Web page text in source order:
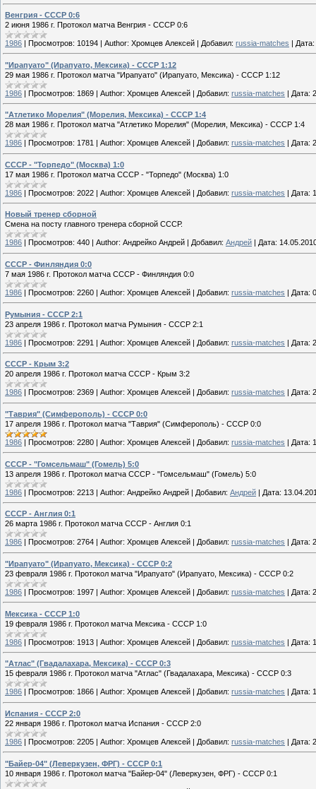
Венгрия - СССР 0:6
2 июня 1986 г. Протокол матча Венгрия - СССР 0:6
1986 | Просмотров: 10194 | Author: Хромцев Алексей | Добавил: russia-matches | Дата:
"Ирапуато" (Ирапуато, Мексика) - СССР 1:12
29 мая 1986 г. Протокол матча "Ирапуато" (Ирапуато, Мексика) - СССР 1:12
1986 | Просмотров: 1869 | Author: Хромцев Алексей | Добавил: russia-matches | Дата:
"Атлетико Морелия" (Морелия, Мексика) - СССР 1:4
28 мая 1986 г. Протокол матча "Атлетико Морелия" (Морелия, Мексика) - СССР 1:4
1986 | Просмотров: 1781 | Author: Хромцев Алексей | Добавил: russia-matches | Дата:
СССР - "Торпедо" (Москва) 1:0
17 мая 1986 г. Протокол матча СССР - "Торпедо" (Москва) 1:0
1986 | Просмотров: 2022 | Author: Хромцев Алексей | Добавил: russia-matches | Дата:
Новый тренер сборной
Смена на посту главного тренера сборной СССР.
1986 Просмотров: 440 Author: Андрейко Андрей Добавил: Андрей Дата:
СССР - Финляндия 0:0
7 мая 1986 г. Протокол матча СССР - Финляндия 0:0
1986 | Просмотров: 2260 | Author: Хромцев Алексей | Добавил: russia-matches | Дата:
Румыния - СССР 2:1
23 апреля 1986 г. Протокол матча Румыния - СССР 2:1
1986 | Просмотров: 2291 | Author: Хромцев Алексей | Добавил: russia-matches | Дата:
СССР - Крым 3:2
20 апреля 1986 г. Протокол матча СССР - Крым 3:2
1986 Просмотров: 2369 Author: Хромцев Алексей Добавил: russia-matches Дата:
"Таврия" (Симферополь) - СССР 0:0
17 апреля 1986 г. Протокол матча "Таврия" (Симферополь) - СССР 0:0
1986 | Просмотров: 2280 | Author: Хромцев Алексей | Добавил: russia-matches | Дата:
СССР - "Гомсельмаш" (Гомель) 5:0
13 апреля 1986 г. Протокол матча СССР - "Гомсельмаш" (Гомель) 5:0
1986 | Просмотров: 2213 | Author: Андрейко Андрей | Добавил: Андрей | Дата:
СССР - Англия 0:1
26 марта 1986 г. Протокол матча СССР - Англия 0:1
1986 Просмотров: 2764 Author: Хромцев Алексей Добавил: russia-matches Дата:
"Ирапуато" (Ирапуато, Мексика) - СССР 0:2
23 февраля 1986 г. Протокол матча "Ирапуато" (Ирапуато, Мексика) - СССР 0:2
1986 | Просмотров: 1997 | Author: Хромцев Алексей | Добавил: russia-matches | Дата:
Мексика - СССР 1:0
19 февраля 1986 г. Протокол матча Мексика - СССР 1:0
1986 | Просмотров: 1913 | Author: Хромцев Алексей | Добавил: russia-matches | Дата:
"Атлас" (Гвадалахара, Мексика) - СССР 0:3
15 февраля 1986 г. Протокол матча "Атлас" (Гвадалахара, Мексика) - СССР 0:3
1986 Просмотров: 1866 Author: Хромцев Алексей Добавил: russia-matches Дата:
Испания - СССР 2:0
22 января 1986 г. Протокол матча Испания - СССР 2:0
1986 | Просмотров: 2205 | Author: Хромцев Алексей | Добавил: russia-matches | Дата:
"Байер-04" (Леверкузен, ФРГ) - СССР 0:1
10 января 1986 г. Протокол матча "Байер-04" (Леверкузен, ФРГ) - СССР 0:1